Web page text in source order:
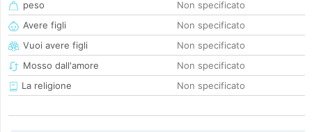
peso
Non specificato
Avere figli
Non specificato
Vuoi avere figli
Non specificato
Mosso dall'amore
Non specificato
La religione
Non specificato